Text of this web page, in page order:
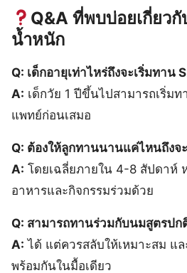
Q&A ที่พบบ่อยเกี่ยว
น้ำหนัก
Q: เด็กอายุเท่าไหร่ถึงจะเริ่มทาน
A: เด็กวัย 1 ปีขึ้นไปสามารถเริ่ม
แพทย์ก่อนเสมอ
Q: ต้องให้ลูกทานนานแค่ไหนถึงจ
A: โดยเฉลี่ยภายใน 4-8 สัปดาห์
อาหารและกิจกรรมร่วมด้วย
Q: สามารถทานร่วมกับนมสูตรปก
A: ได้ แต่ควรสลับให้เหมาะสม แ
พร้อมกันในมื้อเดียว